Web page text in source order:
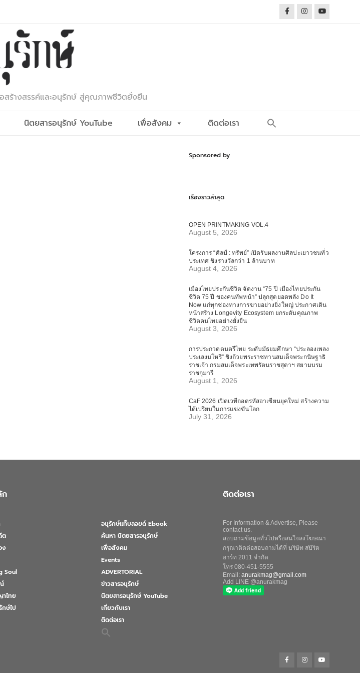
ร้างสรรค์และอนุรักษ์ สู่คุณภาพชีวิตยั่งยืน
นิตยสารอนุรักษ์ YouTube เพื่อสังคม ติดต่อเรา
Sponsored by
เรื่องราวล่าสุด
OPEN PRINTMAKING VOL.4
August 5, 2026
โครงการ “ศิลป์ : ทรัพย์” เปิดรับผลงานศิลปะเยาวชนทั่ว
ประเทศ ชิงรางวัลกว่า 1 ล้านบาท
August 4, 2026
เมืองไทยประกันชีวิต จัดงาน “75 ปี เมืองไทยประกัน
ชีวิต 75 ปี ของคนทัพหน้า” ปลุกสุดยอดพลัง Do It
Now แก่ทุกช่องทางการขายอย่างยิ่งใหญ่ ประกาศเดิน
หน้าสร้าง Longevity Ecosystem ยกระดับคุณภาพ
ชีวิตคนไทยอย่างยั่งยืน
August 3, 2026
การประกวดดนตรีไทย ระดับมัธยมศึกษา “ประลองเพลง
ประเลงมโหรี” ชิงถ้วยพระราชทานสมเด็จพระกนิษฐาธิ
ราชเจ้า กรมสมเด็จพระเทพรัตนราชสุดาฯ สยามบรม
ราชกุมารี
August 1, 2026
CaF 2026 เปิดเวทีถอดรหัสอาเซียนยุคใหม่ สร้างความ
ได้เปรียบในการแข่งขันโลก
July 31, 2026
ก
ต
ง
Soul
ไทย
กษ์ไป
อนุรักษ์แท็บลอยด์ Ebook
ค้นหา นิตยสารอนุรักษ์
เพื่อสังคม
Events
ADVERTORIAL
ข่าวสารอนุรักษ์
นิตยสารอนุรักษ์ YouTube
เกี่ยวกับเรา
ติดต่อเรา
ติดต่อเรา
For Information & Advertise, Please
contact us.
สอบถามข้อมูลทั่วไปหรือสนใจลงโฆษณา
กรุณาติดต่อสอบถามได้ที่ บริษัท สปิริต
อาร์ท 2011 จำกัด
โทร 080-451-5555
Email: anurakmag@gmail.com
Add LINE @anurakmag